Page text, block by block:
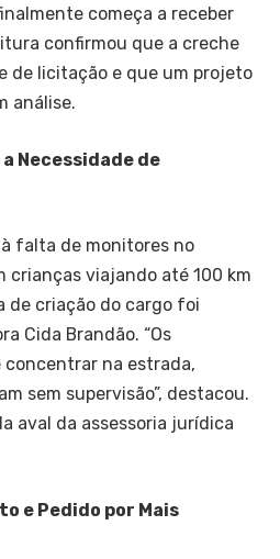
começa a receber
confirmou que a creche
de licitação e que um projeto
análise.
Necessidade de
falta de monitores no
crianças viajando até 100 km
de criação do cargo foi
Cida Brandão. “Os
concentrar na estrada,
sem supervisão”, destacou.
aval da assessoria jurídica
e Pedido por Mais